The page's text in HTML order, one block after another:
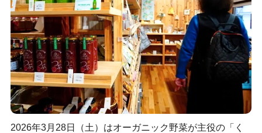
2026年3月28日（土）はオーガニック野菜が主役の「く